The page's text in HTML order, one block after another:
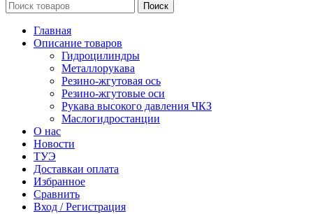
Поиск
Главная
Описание товаров
Гидроцилиндры
Металлорукава
Резино-жгутовая ось
Резино-жгутовые оси
Рукава высокого давления ЧКЗ
Маслогидростанции
О нас
Новости
ТУЭ
Доставкаи оплата
Избранное
Сравнить
Вход / Регистрация